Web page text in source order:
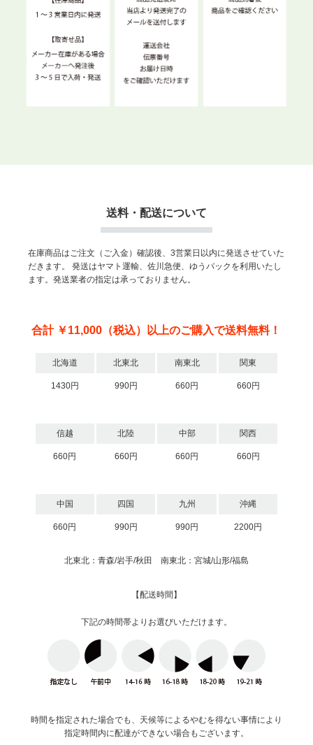
送料・配送について
在庫商品はご注文（ご入金）確認後、3営業日以内に発送させていた
だきます。
発送はヤマト運輸、佐川急便、ゆうパックを利用いたし
ます。発送業者の指定は承っておりません。
合計 ￥11,000（税込）以上のご購入で送料無料！
北海道 北東北 南東北 関東
1430円 990円 660円 660円
信越 北陸 中部 関西
660円 660円 660円 660円
中国 四国 九州 沖縄
660円 990円 990円 2200円
北東北：青森/岩手/秋田 南東北：宮城/山形/福島
【配送時間】
下記の時間帯よりお選びいただけます。
時間を指定された場合でも、天候等によるやむを得ない事情により
指定時間内に配達ができない場合もございます。